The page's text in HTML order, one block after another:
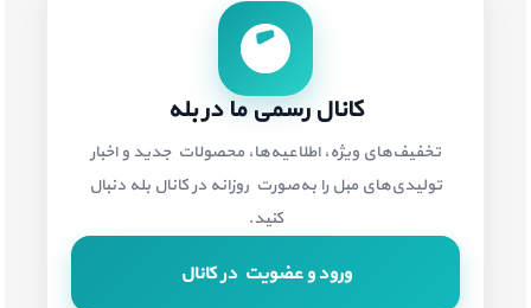
کانال رسمی ما در بله
تخفیف‌های ویژه، اطلاعیه‌ها، محصولات جدید و اخبار
تولیدی‌های مبل را به‌صورت روزانه در کانال بله دنبال
کنید.
ورود و عضویت در کانال